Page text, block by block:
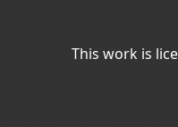
This work is